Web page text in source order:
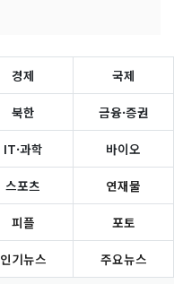
경제 국제
북한 금융·증권
IT·과학 바이오
스포츠 연재물
피플 포토
인기뉴스 주요뉴스